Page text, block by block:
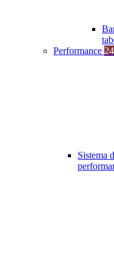
Performance 24
Sistema